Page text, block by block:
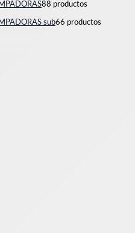
88 productos
sub66 productos